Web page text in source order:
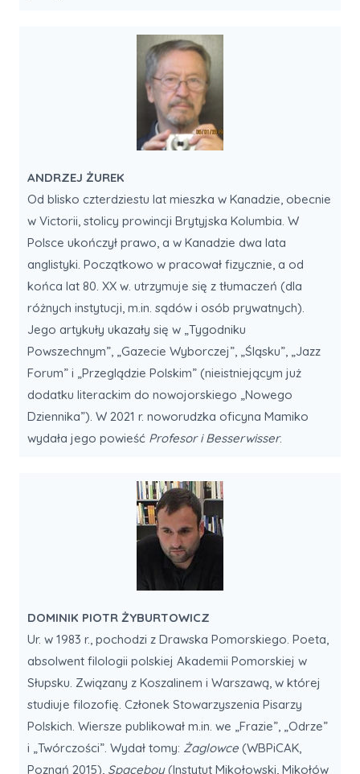
ANDRZEJ ŻUREK
Od blisko czterdziestu lat mieszka w Kanadzie, obecnie
w Victorii, stolicy prowincji Brytyjska Kolumbia. W
Polsce ukończył prawo, a w Kanadzie dwa lata
anglistyki. Początkowo w pracował fizycznie, a od
końca lat 80. XX w. utrzymuje się z tłumaczeń (dla
różnych instytucji, m.in. sądów i osób prywatnych).
Jego artykuły ukazały się w „Tygodniku
Powszechnym”, „Gazecie Wyborczej”, „Śląsku”, „Jazz
Forum” i „Przeglądzie Polskim” (nieistniejącym już
dodatku literackim do nowojorskiego „Nowego
Dziennika”). W 2021 r. noworudzka oficyna Mamiko
wydała jego powieść Profesor i Besserwisser.
DOMINIK PIOTR ŻYBURTOWICZ
Ur. w 1983 r., pochodzi z Drawska Pomorskiego. Poeta,
absolwent filologii polskiej Akademii Pomorskiej w
Słupsku. Związany z Koszalinem i Warszawą, w której
studiuje filozofię. Członek Stowarzyszenia Pisarzy
Polskich. Wiersze publikował m.in. we „Frazie”, „Odrze”
i „Twórczości”. Wydał tomy: Żaglowce (WBPiCAK,
Poznań 2015), Spaceboy(Instytut Mikołowski, Mikołów